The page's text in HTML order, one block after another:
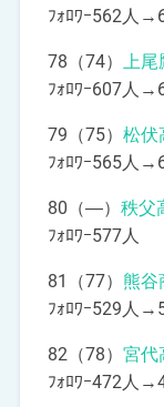
ﾌｫﾛﾜｰ562人
78（74） 上
ﾌｫﾛﾜｰ607人
79（75） 松
ﾌｫﾛﾜｰ565人
80（―） 秩父
ﾌｫﾛﾜｰ577人
81（77） 熊
ﾌｫﾛﾜｰ529人
82（78） 宮
ﾌｫﾛﾜｰ472人